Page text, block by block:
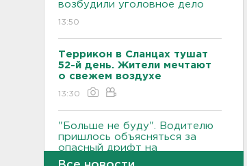
возбудили уголовное дело
13:50
Террикон в Сланцах тушат
52-й день. Жители мечтают
о свежем воздухе
13:30
"Больше не буду". Водителю
пришлось объясняться за
опасный дрифт на
Суворовском